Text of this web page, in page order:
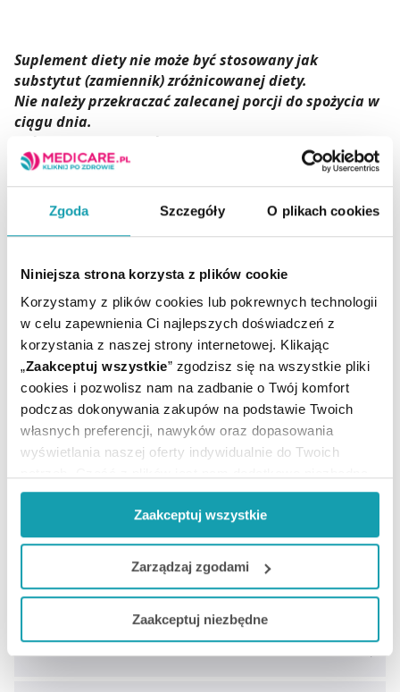
Zgoda Szczegóły O plikach cookies
Niniejsza strona korzysta z plików cookie
Korzystamy z plików cookies lub pokrewnych technologii
w celu zapewnienia Ci najlepszych doświadczeń z
korzystania z naszej strony internetowej. Klikając
„Zaakceptuj wszystkie” zgodzisz się na wszystkie pliki
cookies i pozwolisz nam na zadbanie o Twój komfort
podczas dokonywania zakupów na podstawie Twoich
własnych preferencji, nawyków oraz dopasowania
wyświetlania naszej oferty indywidualnie do Twoich
do prawidłowego działania Portalu oraz jego
funkcjonalności. W zależności od funkcji, dane o tym jak
korzystasz z naszej witryny będą również przekazywane
do naszych Partnerów marketingowych i analitycznych.
Jeżeli chcesz dostosować swoją zgodę i wybrać tylko
niektóre dodatkowe funkcje, z którymi wiąże się
zbieranie danych o Twojej aktywności dokonaj
Zaakceptuj wszystkie
Zarządzaj zgodami
Zaakceptuj niezbędne
Suplement diety nie może być stosowany jak
substytut (zamiennik) zróżnicowanej diety.
Nie należy przekraczać zalecanej porcji do spożycia w
ciągu dnia.
Zrównoważony sposób żywienia i prawidłowy tryb
życia jest ważny dla funkcjonowania organizmu
człowieka.
Przechowywać w miejscu niedostępnym dla małych
nadwrażliwości na którykolwiek składnik preparatu.
Ilość / masa / pojemność
netto:
20 tabl.
Producent / Podmiot
odpowiedzialny:
KRKA
Rejestracja produktu:
Suplement diety
Postać:
Tabletki musujące
Przechowywanie:
Temperatura
ZOBACZ TEŻ